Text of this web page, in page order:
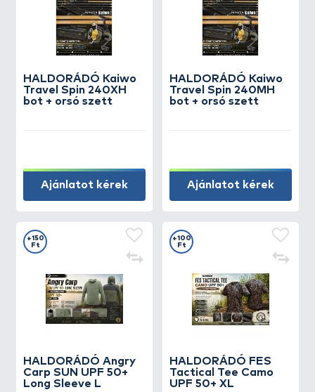
HALDORÁDÓ Kaiwo
Travel Spin 240XH
bot + orsó szett
Ajánlatot kérek
HALDORÁDÓ Kaiwo
Travel Spin 240MH
bot + orsó szett
Ajánlatot kérek
HALDORÁDÓ Angry
Carp SUN UPF 50+
Long Sleeve L
+150
Ft
HALDORÁDÓ FES
Tactical Tee Camo
UPF 50+ XL
+100
Ft